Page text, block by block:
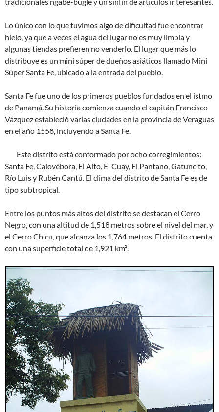
Lo único con lo que tuvimos algo de dificultad fue encontrar
hielo, ya que a veces el agua del lugar no es muy limpia y
algunas tiendas prefieren no venderlo. El lugar que más lo
distribuye es un mini súper de dueños asiáticos llamado Mini
Súper Santa Fe, ubicado a la entrada del pueblo.
Santa Fe fue uno de los primeros pueblos fundados en el istmo
de Panamá. Su historia comienza cuando el capitán Francisco
Vázquez estableció varias ciudades en la provincia de Veraguas
en el año 1558, incluyendo a Santa Fe.
Este distrito está conformado por ocho corregimientos:
Santa Fe, Calovébora, El Alto, El Cuay, El Pantano, Gatuncito,
Río Luis y Rubén Cantú. El clima del distrito de Santa Fe es de
tipo subtropical.
Entre los puntos más altos del distrito se destacan el Cerro
Negro, con una altitud de 1,518 metros sobre el nivel del mar, y
el Cerro Chicu, que alcanza los 1,764 metros. El distrito cuenta
con una superficie total de 1,921 km².